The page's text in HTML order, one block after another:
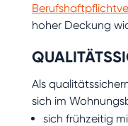
hoher Deckung
Als
sich im
sich frühzeitig